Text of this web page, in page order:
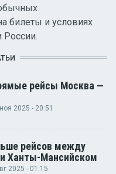
билеты и условиях
России.
рейсы Москва —
ноя 2025 - 20:51
рейсов между
Ханты-Мансийском
2025 - 01:15